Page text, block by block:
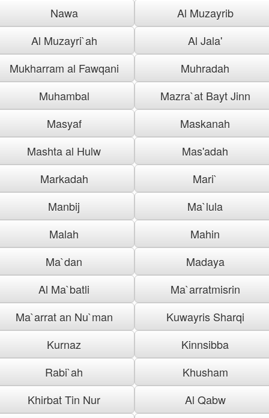
Nawa
Al Muzayrib
Al Muzayri`ah
Al Jala'
Mukharram al Fawqani
Muhradah
Muhambal
Mazra`at Bayt Jinn
Masyaf
Maskanah
Mashta al Hulw
Mas'adah
Markadah
Mari`
Manbij
Ma`lula
Malah
Mahin
Ma`dan
Madaya
Al Ma`batli
Ma`arratmisrin
Ma`arrat an Nu`man
Kuwayris Sharqi
Kurnaz
Kinnsibba
Rabi`ah
Khusham
Khirbat Tin Nur
Al Qabw